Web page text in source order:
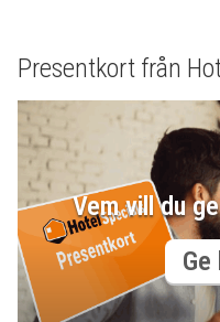
Presentkort från
Vem vill du